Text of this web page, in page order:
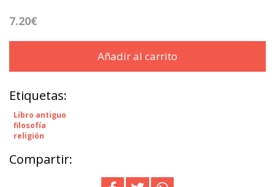
7.20€
Añadir al carrito
Etiquetas:
Libro antiguo
filosofía
religión
Compartir: